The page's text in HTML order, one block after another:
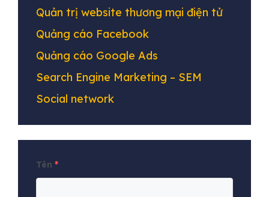
Quản trị website thương mại điện tử
Quảng cáo Facebook
Quảng cáo Google Ads
Search Engine Marketing – SEM
Social network
Tên *